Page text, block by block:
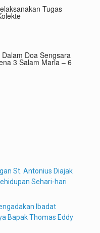
Tugas
Doa Sengsara
3 Salam Maria – 6
St. Antonius Diajak
Sehari-hari
Ibadat
Bapak Thomas Eddy